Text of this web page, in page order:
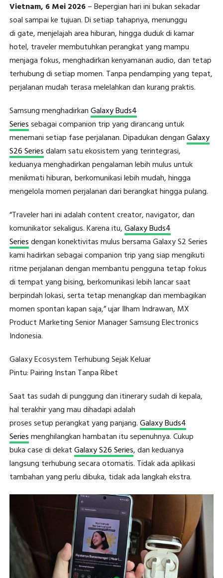
Vietnam, 6 Mei 2026– Bepergian hari ini bukan sekadar
soal sampai ke tujuan. Di setiap tahapnya, menunggu
di gate, menjelajah area hiburan, hingga duduk di kamar
hotel, traveler membutuhkan perangkat yang mampu
menjaga fokus, menghadirkan kenyamanan audio, dan tetap
terhubung di setiap momen. Tanpa pendamping yang tepat,
perjalanan mudah terasa melelahkan dan kurang praktis.
Samsung menghadirkanGalaxy Buds4
Seriessebagai companion trip yang dirancang untuk
menemani setiap fase perjalanan. Dipadukan denganGalaxy
S26 Seriesdalam satu ekosistem yang terintegrasi,
keduanya menghadirkan pengalaman lebih mulus untuk
menikmati hiburan, berkomunikasi lebih mudah, hingga
mengelola momen perjalanan dari berangkat hingga pulang.
“Traveler hari ini adalah content creator, navigator, dan
komunikator sekaligus. Karena itu,Galaxy Buds4
Seriesdengan konektivitas mulus bersama Galaxy S2 Series
kami hadirkan sebagai companion trip yang siap mengikuti
ritme perjalanan dengan membantu pengguna tetap fokus
di tempat yang bising, berkomunikasi lebih lancar saat
berpindah lokasi, serta tetap menangkap dan membagikan
momen spontan kapan saja,” ujar Ilham Indrawan, MX
Product Marketing Senior Manager Samsung Electronics
Indonesia.
Galaxy Ecosystem Terhubung Sejak Keluar
Pintu: Pairing Instan Tanpa Ribet
Saat tas sudah di punggung dan itinerary sudah di kepala,
hal terakhir yang mau dihadapi adalah
proses setup perangkat yang panjang.Galaxy Buds4
Seriesmenghilangkan hambatan itu sepenuhnya. Cukup
buka case di dekatGalaxy S26 Series, dan keduanya
langsung terhubung secara otomatis. Tidak ada aplikasi
tambahan yang perlu dibuka, tidak ada langkah ekstra.